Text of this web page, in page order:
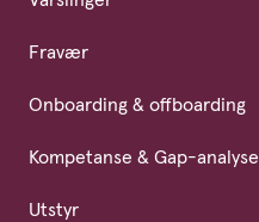
Fravær
Onboarding & offboarding
Kompetanse & Gap-analyse
Utstyr